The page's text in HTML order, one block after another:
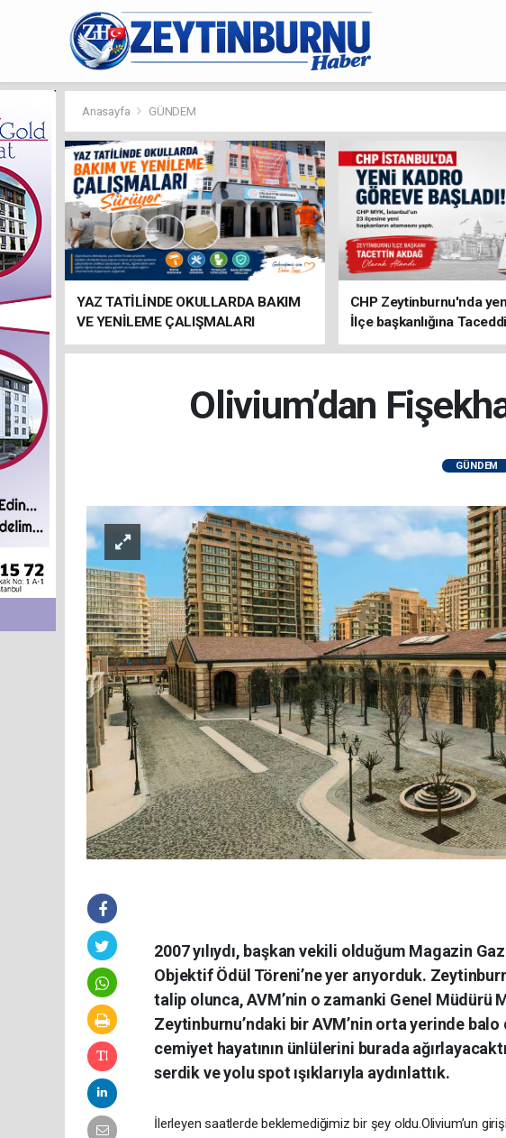
Anasayfa GÜNDEM
YAZ TATİLİNDE OKULLARDA BAKIM
VE YENİLEME ÇALIŞMALARI
SÜRÜYOR
CHP Zeytinburnu'nda
İlçe başkanlığına
atandı
Olivium’dan
GÜNDEM
2007 yılıydı, başkan vekili olduğum Magazin
Objektif Ödül Töreni’ne yer arıyorduk.
talip olunca, AVM’nin o zamanki Genel Müdürü
Zeytinburnu’ndaki bir AVM’nin orta yerinde
cemiyet hayatının ünlülerini burada
serdik ve yolu spot ışıklarıyla aydınlattık.
İlerleyen saatlerde beklemediğimiz bir şey oldu.Olivium’un